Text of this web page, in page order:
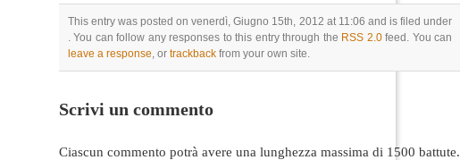
This entry was posted on venerdì, Giugno 15th, 2012 at 11:06 and is filed under
. You can follow any responses to this entry through the RSS 2.0feed. You can
leave a response , or trackback from your own site.
Scrivi un commento
Ciascun commento potrà avere una lunghezza massima di 1500 battute.